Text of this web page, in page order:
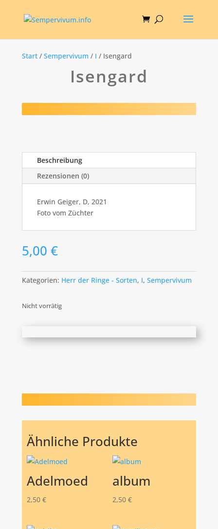
Start/ Sempervivum / I / Isengard
Isengard
Beschreibung
Rezensionen (0)
Erwin Geiger, D, 2021
Foto vom Züchter
5,00 €
Kategorien: Herr der Ringe - Sorten, I, Sempervivum
Nicht vorrätig
Ähnliche Produkte
Adelmoed
2,50 €
album
2,50 €